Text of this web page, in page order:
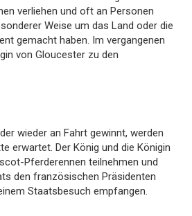
verliehen und oft an Personen
Weise um das Land oder die
gemacht haben. Im vergangenen
von Gloucester zu den
wieder an Fahrt gewinnt, werden
erwartet. Der König und die Königin
Pferderennen teilnehmen und
den französischen Präsidenten
Staatsbesuch empfangen.